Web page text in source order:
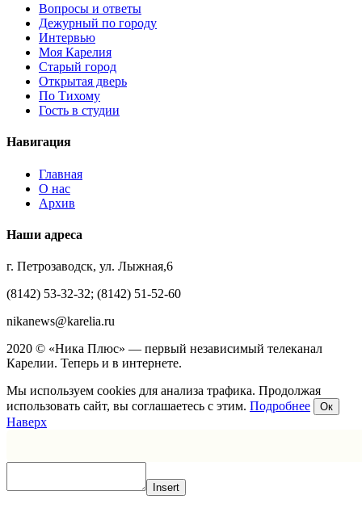
Вопросы и ответы
Дежурный по городу
Интервью
Моя Карелия
Старый город
Открытая дверь
По Тихому
Гость в студии
Навигация
Главная
О нас
Архив
Наши адреса
г. Петрозаводск, ул. Лыжная,6
(8142) 53-32-32; (8142) 51-52-60
nikanews@karelia.ru
2020 © «Ника Плюс» — первый независимый телеканал
Карелии. Теперь и в интернете.
Мы используем cookies для анализа трафика. Продолжая
использовать сайт, вы соглашаетесь с этим. Подробнее Ок
Наверх
Insert